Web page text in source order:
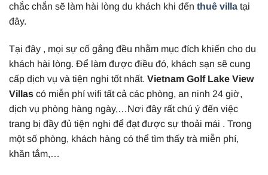
chắc chắn sẽ làm hài lòng du khách khi đến thuê villa tại
đây.
Tại đây , mọi sự cố gắng đều nhằm mục đích khiến cho du
khách hài lòng. Để làm được điều đó, khách sạn sẽ cung
cấp dịch vụ và tiện nghi tốt nhất. Vietnam Golf Lake View
Villas có miễn phí wifi tất cả các phòng, an ninh 24 giờ,
dịch vụ phòng hàng ngày,…Nơi đây rất chú ý đến việc
trang bị đầy đủ tiện nghi để đạt được sự thoải mái . Trong
một số phòng, khách hàng có thể tìm thấy trà miễn phí,
khăn tắm,…